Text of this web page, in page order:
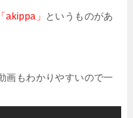
「akippa」
というものがあ
画もわかりやすいので一